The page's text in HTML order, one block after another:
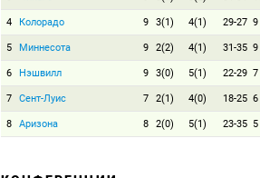
4 Колорадо 9 3(1) 4(1) 29-27 9
5 Миннесота 9 2(2) 4(1) 31-35 9
6 Нэшвилл 9 3(0) 5(1) 22-29 7
7 Сент-Луис 7 2(1) 4(0) 18-25 6
8 Аризона 8 2(0) 5(1) 23-35 5